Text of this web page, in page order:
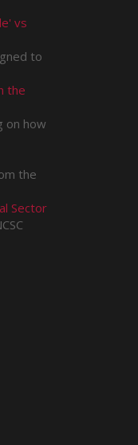
vs
to
the
on how
the
Sector